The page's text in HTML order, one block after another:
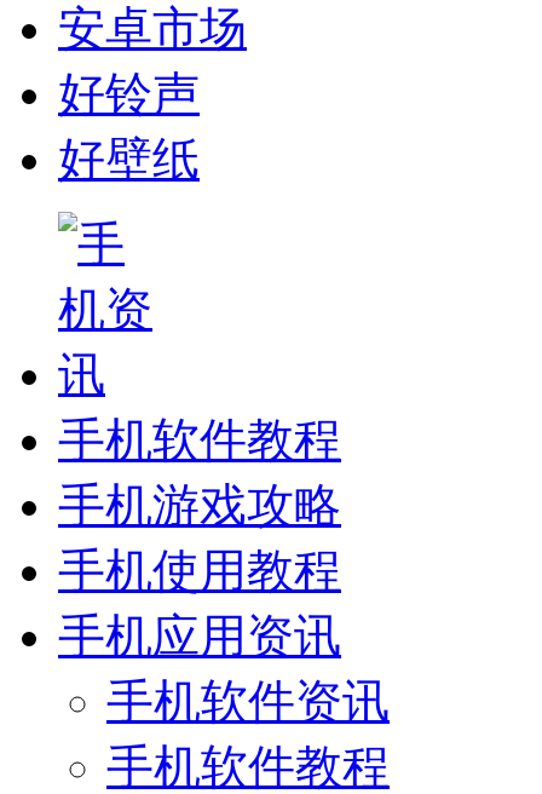
安卓市场
好铃声
好壁纸
手机软件教程
手机游戏攻略
手机使用教程
手机应用资讯
手机软件资讯
手机软件教程